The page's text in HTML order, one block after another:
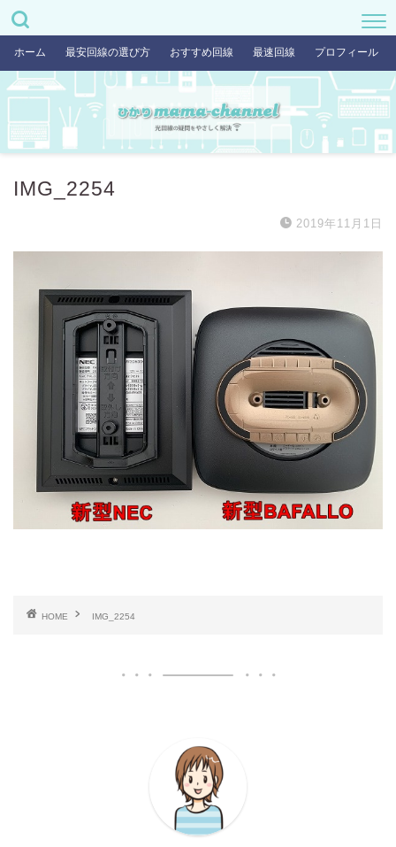
ホーム 最安回線の選び方 おすすめ回線 最速回線 プロフィール
IMG_2254
2019年11月1日
HOME IMG_2254